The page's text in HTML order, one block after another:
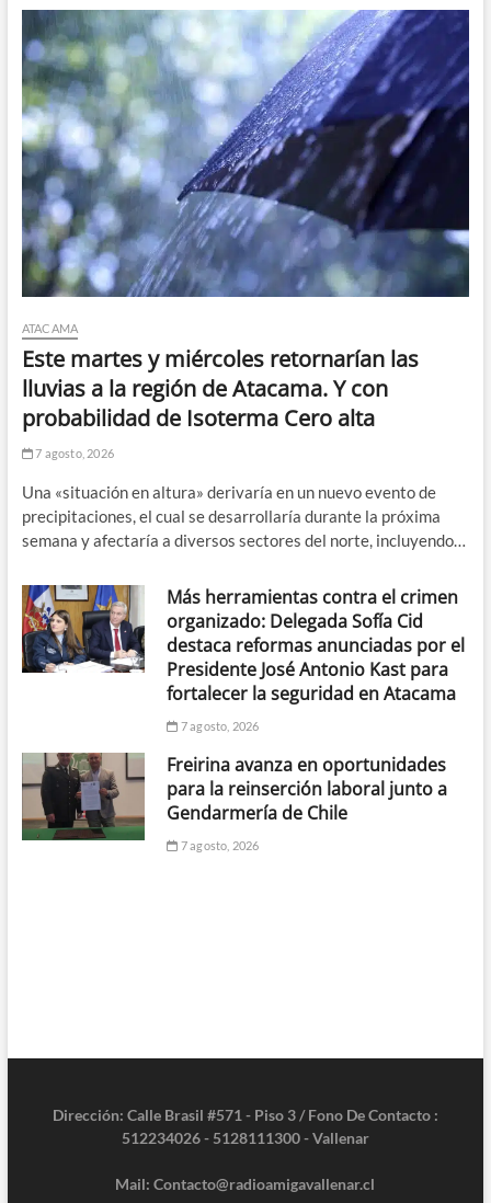
ATACAMA
Este martes y miércoles retornarían las
lluvias a la región de Atacama. Y con
probabilidad de Isoterma Cero alta
7 agosto, 2026
Una «situación en altura» derivaría en un nuevo evento de
precipitaciones, el cual se desarrollaría durante la próxima
semana y afectaría a diversos sectores del norte, incluyendo…
Más herramientas contra el crimen
organizado: Delegada Sofía Cid
destaca reformas anunciadas por el
Presidente José Antonio Kast para
fortalecer la seguridad en Atacama
7 agosto, 2026
Freirina avanza en oportunidades
para la reinserción laboral junto a
Gendarmería de Chile
7 agosto, 2026
Dirección: Calle Brasil #571 - Piso 3 / Fono De Contacto :
512234026 - 5128111300 - Vallenar
Mail: Contacto@radioamigavallenar.cl